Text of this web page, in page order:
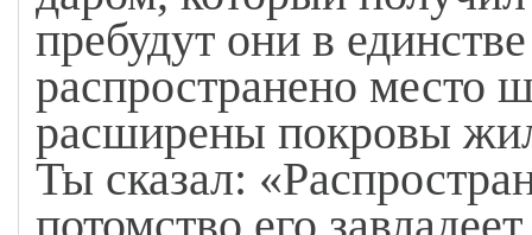
пребудут они в
распространено место
расширены покровы
Ты сказал: